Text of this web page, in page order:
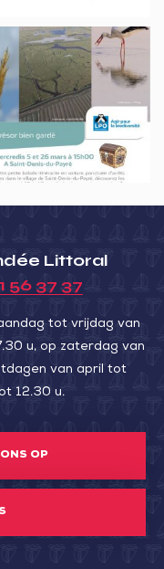
Littoral
56 37 37
tot vrijdag van
u, op zaterdag van
van april tot
12.30 u.
OP